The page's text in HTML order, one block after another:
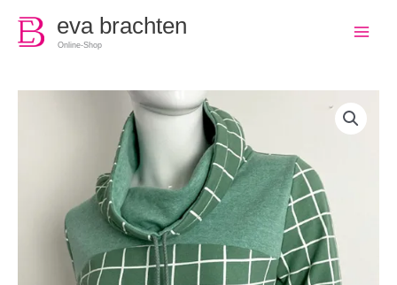
eva brachten
Online-Shop